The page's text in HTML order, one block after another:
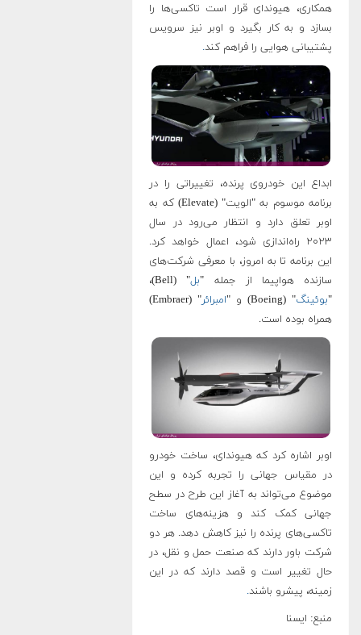
همکاری، هیوندای قرار است تاکسی‌ها را
بسازد و به کار بگیرد و اوبر نیز سرویس
پشتیبانی هوایی را فراهم کند.
ابداع این خودروی پرنده، تغییراتی را در
برنامه موسوم به "الویت" (Elevate) که به
اوبر تعلق دارد و انتظار می‌رود در سال
۲۰۲۳ راه‌اندازی شود، اعمال خواهد کرد.
این برنامه تا به امروز، با معرفی شرکت‌های
سازنده هواپیما از جمله "بل
" (Bell)،
"بوئینگ" (Boeing) و " امبرائر
" (Embraer)
همراه بوده است.
اوبر اشاره کرد که هیوندای، ساخت خودرو
در مقیاس جهانی را تجربه کرده و این
موضوع می‌تواند به آغاز این طرح در سطح
جهانی کمک کند و هزینه‌های ساخت
تاکسی‌های پرنده را نیز کاهش دهد. هر دو
شرکت باور دارند که صنعت حمل و نقل، در
حال تغییر است و قصد دارند که در این
زمینه، پیشرو باشند.
منبع: ایسنا